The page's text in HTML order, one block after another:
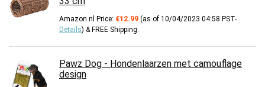
Amazon.nl Price: €12.99 (as of 10/04/2023 04:58 PST-
Details) & FREE Shipping
Pawz Dog - Hondenlaarzen met camouflage
design